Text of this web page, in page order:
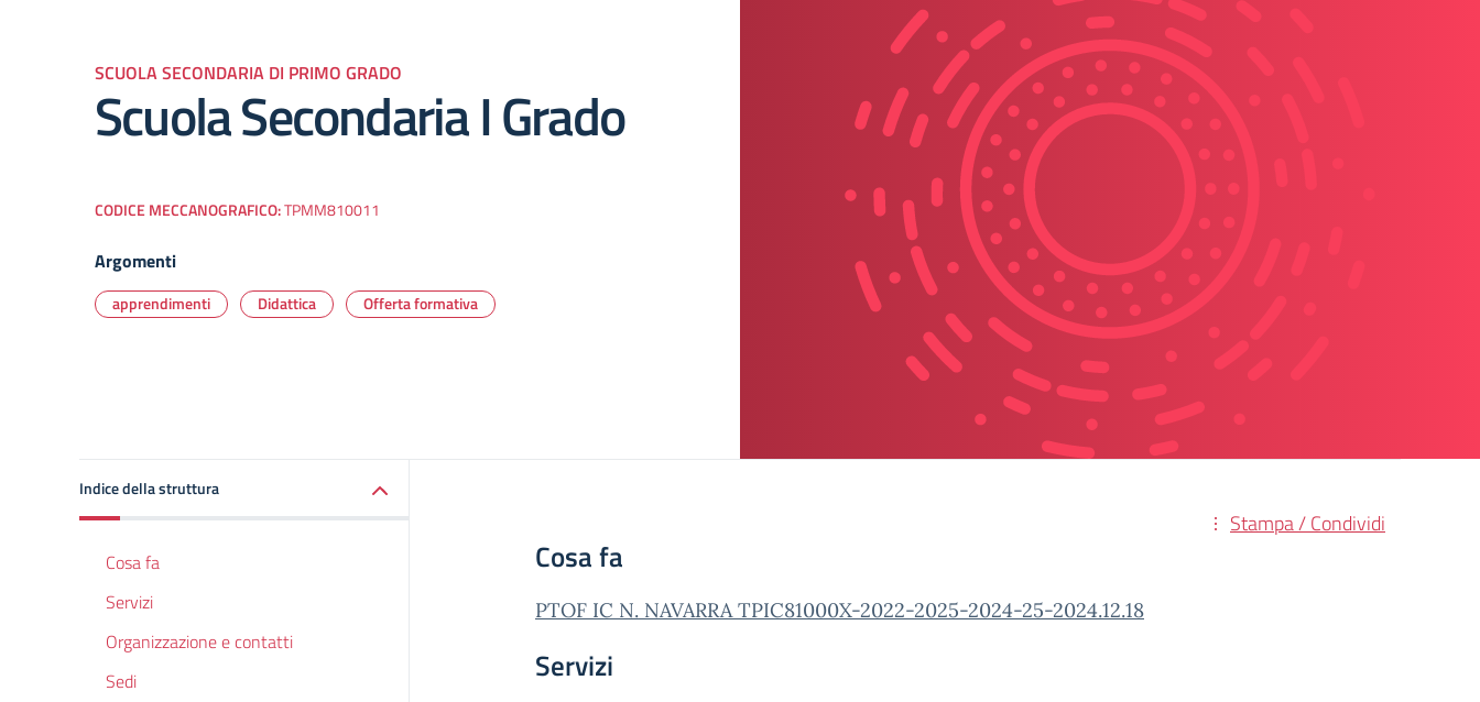
SCUOLA SECONDARIA DI PRIMO GRADO
Scuola Secondaria I Grado
CODICE MECCANOGRAFICO:TPMM810011
Argomenti
apprendimenti Didattica Offerta formativa
Indice della struttura
Cosa fa
Servizi
Organizzazione e contatti
Sedi
Stampa / Condividi
Cosa fa
PTOF IC N. NAVARRA TPIC81000X-2022-2025-2024-25-2024.12.18
Servizi